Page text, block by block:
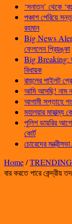
‘সনাতন’ থেকে
পঞ্চাশ পেরিয়ে
রহমান
Big News Alert
ফেললেন প্রিয়ঙ্কা
Big Breaking:
বিধায়ক
রাহুলের পাইলট
আমি আসছি! নাম
আগামী সপ্তাহে
মহালয়ার মাহাত্ম্য
পুলিশ ডায়রির
কোর্ট
চোরেদের
Home/TRENDING
বার করতে পারে কেন্দ্রীয়